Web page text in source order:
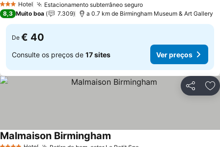
3 EstrelasHotel Estacionamento subterrâneo seguro
8,3 Muito boa 7.309 a 0.7 km de Birmingham Museum & Art Gallery
De € 40
Consulte os preços de 17 sites Ver preços
Partilhar
Malmaison Birmingham